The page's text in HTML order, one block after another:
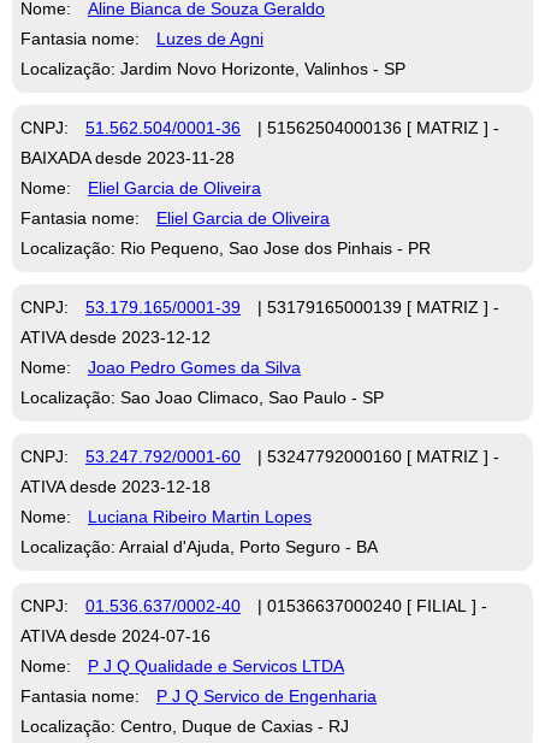
Nome:
Aline Bianca de Souza Geraldo
Fantasia nome:
Luzes de Agni
Localização: Jardim Novo Horizonte, Valinhos - SP
CNPJ: 51.562.504/0001-36
| 51562504000136 [ MATRIZ ] -
BAIXADA desde 2023-11-28
Nome:
Eliel Garcia de Oliveira
Fantasia nome:
Eliel Garcia de Oliveira
Localização: Rio Pequeno, Sao Jose dos Pinhais - PR
CNPJ: 53.179.165/0001-39
| 53179165000139 [ MATRIZ ] -
ATIVA desde 2023-12-12
Nome:
Joao Pedro Gomes da Silva
Localização: Sao Joao Climaco, Sao Paulo - SP
CNPJ: 53.247.792/0001-60
| 53247792000160 [ MATRIZ ] -
ATIVA desde 2023-12-18
Nome:
Luciana Ribeiro Martin Lopes
Localização: Arraial d'Ajuda, Porto Seguro - BA
CNPJ: 01.536.637/0002-40
| 01536637000240 [ FILIAL ] -
ATIVA desde 2024-07-16
Nome:
P J Q Qualidade e Servicos LTDA
Fantasia nome:
P J Q Servico de Engenharia
Localização: Centro, Duque de Caxias - RJ